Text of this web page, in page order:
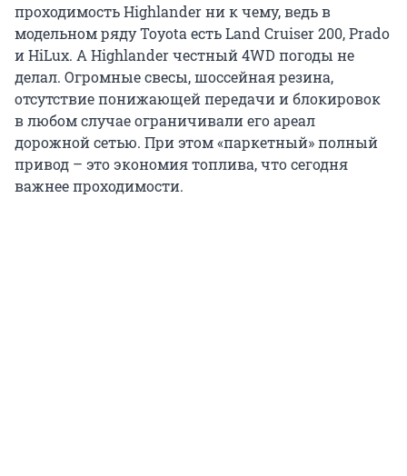
проходимость Highlander ни к чему, ведь в
модельном ряду Toyota есть Land Cruiser 200, Prado
и HiLux. А Highlander честный 4WD погоды не
делал. Огромные свесы, шоссейная резина,
отсутствие понижающей передачи и блокировок
в любом случае ограничивали его ареал
дорожной сетью. При этом «паркетный» полный
привод – это экономия топлива, что сегодня
важнее проходимости.